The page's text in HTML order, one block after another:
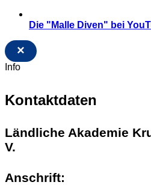
Die "Malle Diven" bei
×
Info
Kontaktdaten
Ländliche Akademie
V.
Anschrift: